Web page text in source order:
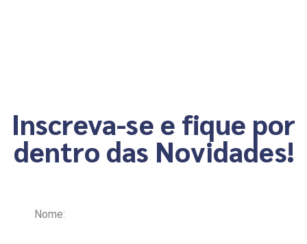
Inscreva-se e fique por
dentro das Novidades!
Nome: